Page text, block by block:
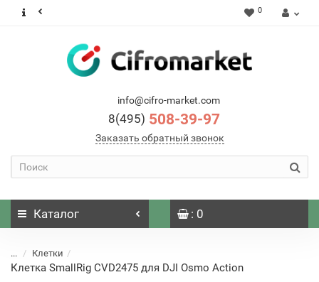
0
info@cifro-market.com
8(495) 508-39-97
Заказать обратный звонок
Каталог : 0
... Клетки
Клетка SmallRig CVD2475 для DJI Osmo Action